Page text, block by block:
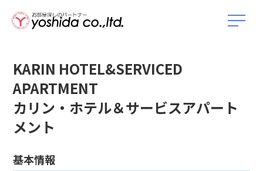
KARIN HOTEL&SERVICED
APARTMENT
カリン・ホテル＆サービスアパート
メント
基本情報